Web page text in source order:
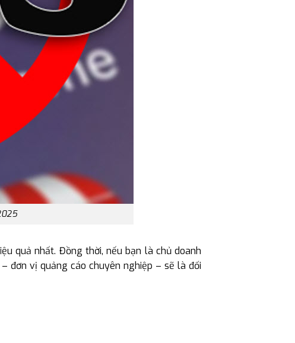
quả nhất. Đồng thời, nếu bạn là chủ doanh
– đơn vị quảng cáo chuyên nghiệp – sẽ là đối